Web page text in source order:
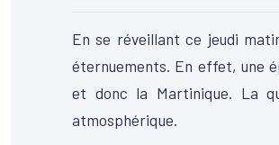
En se réveillant ce jeudi
éternuements. En effet, une
et donc la Martinique. La
atmosphérique.